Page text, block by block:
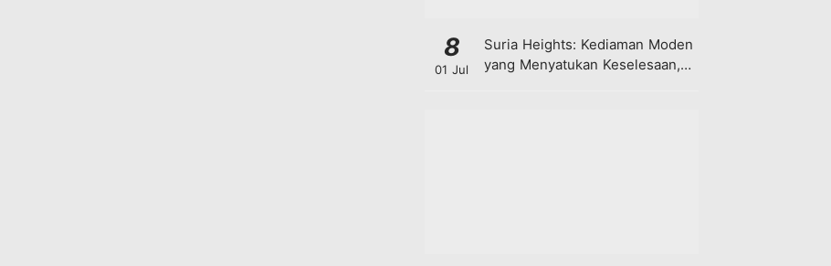
8
01 Jul
Suria Heights: Kediaman Moden
yang Menyatukan Keselesaan,